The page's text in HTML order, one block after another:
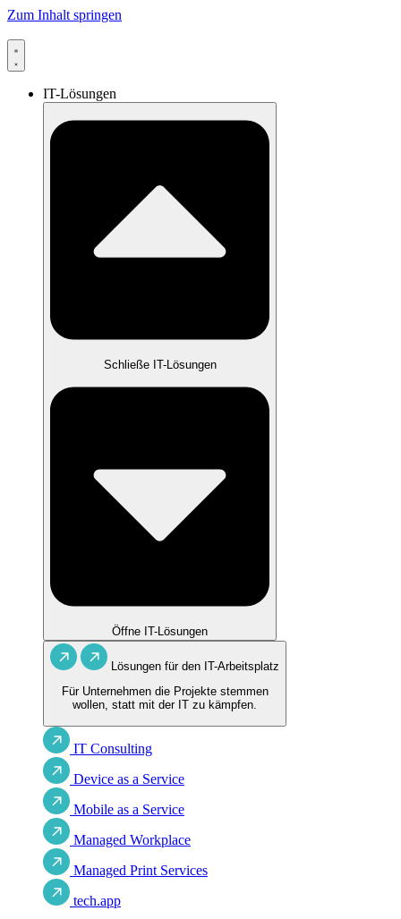
Zum Inhalt springen
IT-Lösungen
Schließe IT-Lösungen
Öffne IT-Lösungen
Lösungen für den IT-Arbeitsplatz
Für Unternehmen die Projekte stemmen
wollen, statt mit der IT zu kämpfen.
IT Consulting
Device as a Service
Mobile as a Service
Managed Workplace
Managed Print Services
tech.app